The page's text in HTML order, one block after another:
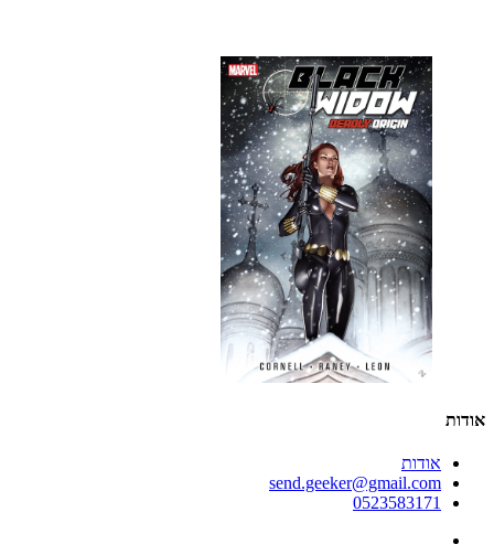
אודות
אודות
send.geeker@gmail.com
0523583171